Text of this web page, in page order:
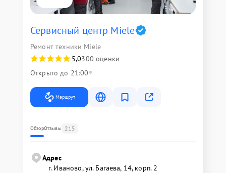
Сервисный центр Miele
Ремонт техники Miele
5,0300 оценки
Открыто до 21:00
Маршрут
ОбзорОтзывы 215
Адрес
г. Иваново, ул. Багаева, 14, корп. 2